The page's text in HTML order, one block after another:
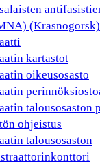
(Krasnogorsk)
kartastot
oikeusosasto
talousosaston
ohjeistus
talousosaston